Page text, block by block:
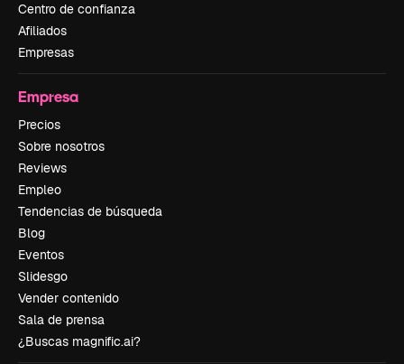
Centro de confianza
Afiliados
Empresas
Empresa
Precios
Sobre nosotros
Reviews
Empleo
Tendencias de búsqueda
Blog
Eventos
Slidesgo
Vender contenido
Sala de prensa
¿Buscas magnific.ai?